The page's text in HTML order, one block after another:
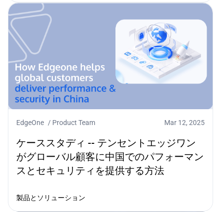
EdgeOne / Product Team Mar 12, 2025
ケーススタディ -- テンセントエッジワン
がグローバル顧客に中国でのパフォーマン
スとセキュリティを提供する方法
製品とソリューション